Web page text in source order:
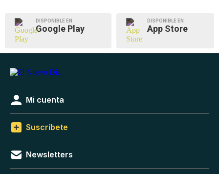
DISPONIBLE EN
Google Play
DISPONIBLE EN
App Store
Mi cuenta
Suscríbete
Newsletters